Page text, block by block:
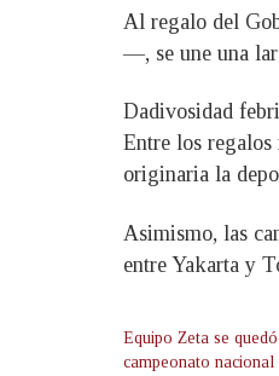
Al regalo del
—, se une una
Dadivosidad
Entre los regalos
originaria la
Asimismo, las
entre Yakarta y
Equipo Zeta se
campeonato